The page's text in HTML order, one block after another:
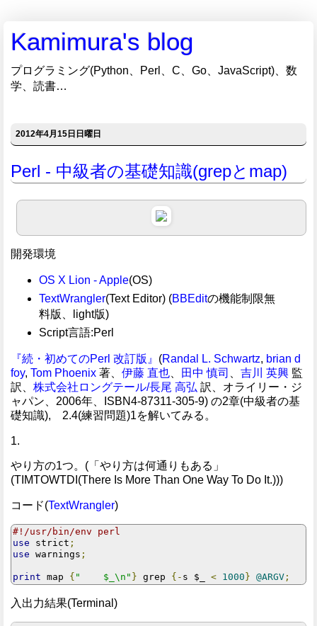
Kamimura's blog
プログラミング(Python、Perl、C、Go、JavaScript)、数
学、読書…
2012年4月15日日曜日
Perl - 中級者の基礎知識(grepとmap)
開発環境
OS X Lion - Apple(OS)
TextWrangler(Text Editor) (BBEditの機能制限無
料版、light版)
Script言語:Perl
『続・初めてのPerl 改訂版』 (Randal L. Schwartz, brian d
foy, Tom Phoenix 著、 伊藤 直也 田中 慎司 吉川 英興 監
訳、 株式会社ロングテール/長尾 高弘 訳、オライリー・ジ
ャパン、2006年、ISBN4-87311-305-9) の2章(中級者の基
礎知識), 2.4(練習問題)1を解いてみる。
1.
やり方の1つ。(「やり方は何通りもある」
(TIMTOWTDI(There Is More Than One Way To Do It.)))
コード(TextWrangler)
#!/usr/bin/env perl
use strict ;
use warnings ;
print map { "    $_\n" } grep {- s $_ < 1000 } @ARGV ;
入出力結果(Terminal)